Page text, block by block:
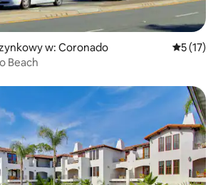
w: Coronado Średnia
5 (17)
Beach